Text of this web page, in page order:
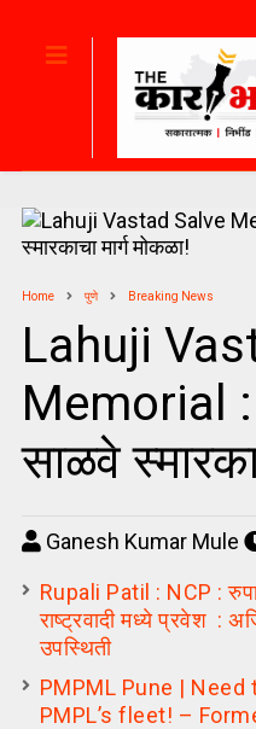
Home पुणे Breaking News
Lahuji
Memorial :
साळवे
Ganesh Kumar Mule
Rupali Patil : NCP :
राष्ट्रवादी मध्ये प्रवेश :
उपस्थिती
PMPML Pune |
PMPL’s fleet! –